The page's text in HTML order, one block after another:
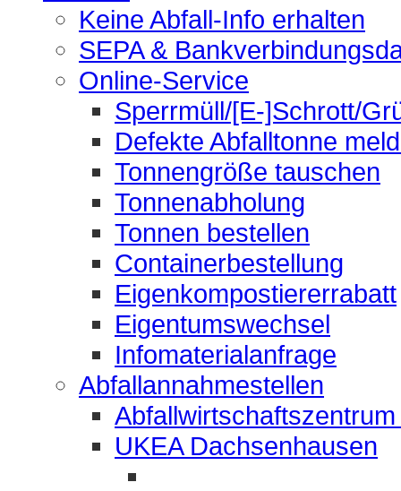
Keine Abfall-Info erhalten
SEPA &
Online-Service
Sperrmüll/[E-]Schrott/
Defekte Abfalltonne
Tonnengröße tauschen
Tonnenabholung
Tonnen bestellen
Containerbestellung
Eigenkompostiererrabatt
Eigentumswechsel
Infomaterialanfrage
Abfallannahmestellen
UKEA Dachsenhausen